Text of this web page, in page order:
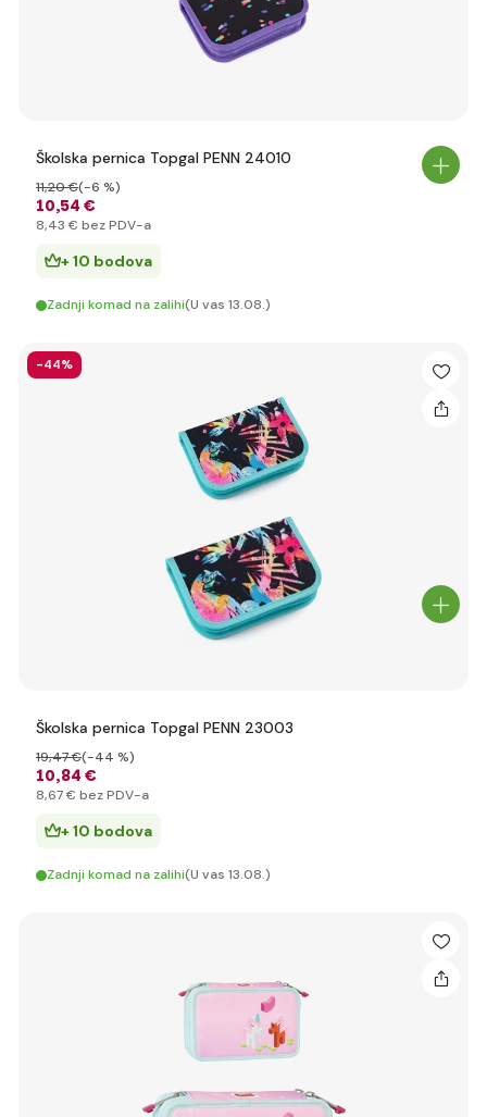
Školska pernica Topgal PENN 24010
10,54 €
11,20 €(-6 %)
8,43 € bez PDV-a
+ 10 bodova
Zadnji komad na zalihi(U vas 13.08.)
-44%
Školska pernica Topgal PENN 23003
10,84 €
19,47 €(-44 %)
8,67 € bez PDV-a
+ 10 bodova
Zadnji komad na zalihi(U vas 13.08.)